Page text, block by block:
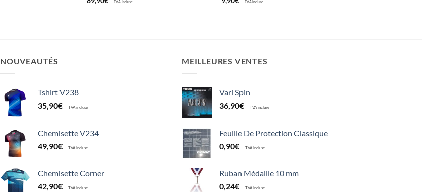
TVA incluse TVA incluse
NOUVEAUTÉS
Tshirt V238
35,90€ TVA incluse
Chemisette V234
49,90€ TVA incluse
Chemisette Corner
42,90€ TVA incluse
MEILLEURES VENTES
Vari Spin
36,90€ TVA incluse
Feuille De Protection Classique
0,90€ TVA incluse
Ruban Médaille 10 mm
0,24€ TVA incluse